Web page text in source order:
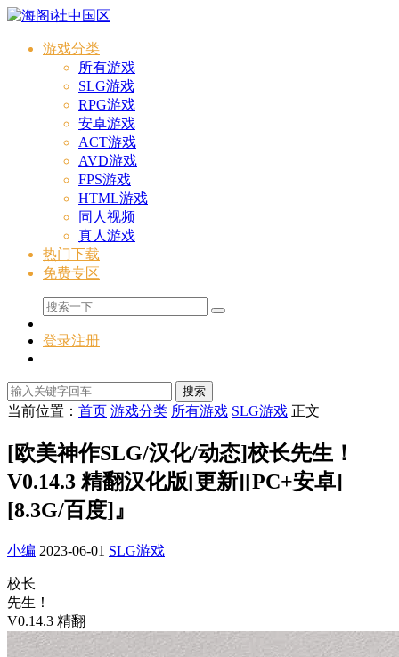
游戏分类
所有游戏
SLG游戏
RPG游戏
安卓游戏
ACT游戏
AVD游戏
FPS游戏
HTML游戏
同人视频
真人游戏
热门下载
免费专区
登录注册
搜索
当前位置： 首页 游戏分类 所有游戏 SLG游戏 正文
[欧美神作SLG/汉化/动态]校长先生！
V0.14.3 精翻汉化版[更新][PC+安卓]
[8.3G/百度]』
小编 2023-06-01 SLG游戏
校长
先生！
V0.14.3 精翻